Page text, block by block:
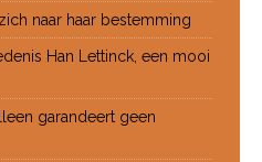
naar haar bestemming
Han Lettinck, een mooi
garandeert geen